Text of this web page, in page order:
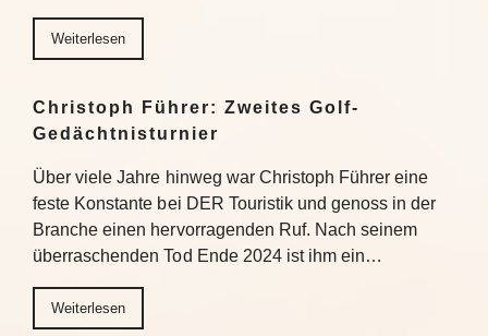
Weiterlesen
Christoph Führer: Zweites Golf-
Gedächtnisturnier
Über viele Jahre hinweg war Christoph Führer eine
feste Konstante bei DER Touristik und genoss in der
Branche einen hervorragenden Ruf. Nach seinem
überraschenden Tod Ende 2024 ist ihm ein…
Weiterlesen